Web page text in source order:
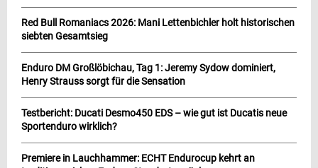
Red Bull Romaniacs 2026: Mani Lettenbichler holt historischen
siebten Gesamtsieg
Enduro DM Großlöbichau, Tag 1: Jeremy Sydow dominiert,
Henry Strauss sorgt für die Sensation
Testbericht: Ducati Desmo450 EDS – wie gut ist Ducatis neue
Sportenduro wirklich?
Premiere in Lauchhammer: ECHT Endurocup kehrt an